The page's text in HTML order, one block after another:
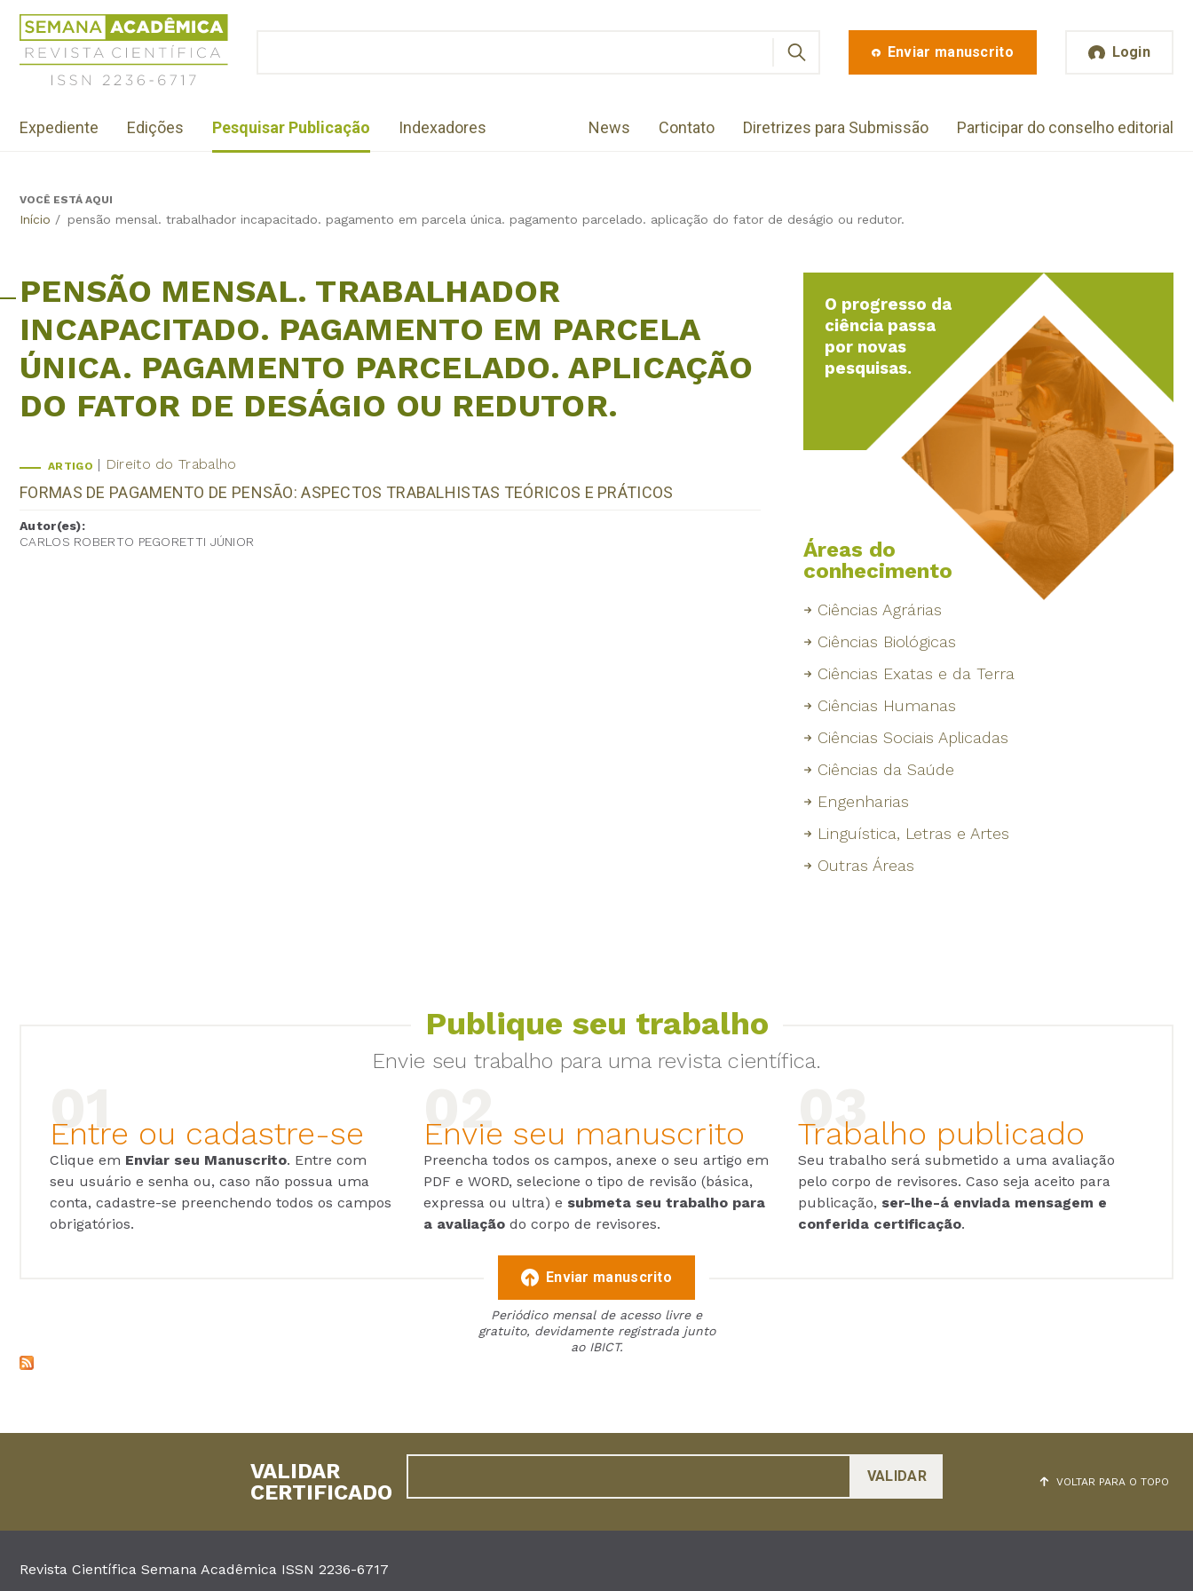
Jump
navigation
Revista
Científica
Semana
Acadêmica
2236-
Enviar manuscrito Login
Menu
institutional
Expediente Edições Pesquisar Publicação Indexadores News Contato Diretrizes para Submissão Participar do conselho editorial
BackVOCÊ ESTÁ AQUI
Início / pensão mensal. trabalhador incapacitado. pagamento em parcela única. pagamento parcelado. aplicação do fator de deságio ou redutor.
PENSÃO MENSAL. TRABALHADOR
INCAPACITADO. PAGAMENTO EM PARCELA
ÚNICA. PAGAMENTO PARCELADO. APLICAÇÃO
DO FATOR DE DESÁGIO OU REDUTOR.
ARTIGO Direito do Trabalho
FORMAS DE PAGAMENTO DE PENSÃO: ASPECTOS TRABALHISTAS TEÓRICOS E PRÁTICOS
Autor(es):
CARLOS ROBERTO PEGORETTI JÚNIOR
O progresso da
ciência passa
por novas
pesquisas.
Áreas do
conhecimento
Ciências Agrárias
Ciências Biológicas
Ciências Exatas e da Terra
Ciências Humanas
Ciências Sociais Aplicadas
Ciências da Saúde
Engenharias
Linguística, Letras e Artes
Outras Áreas
Publique seu trabalho
Envie seu trabalho para uma revista científica.
Entre ou cadastre-se
Clique em Enviar seu Manuscrito. Entre com
seu usuário e senha ou, caso não possua uma
conta, cadastre-se preenchendo todos os campos
obrigatórios.
Envie seu manuscrito
Preencha todos os campos, anexe o seu artigo em
PDF e WORD, selecione o tipo de revisão (básica,
expressa ou ultra) e submeta seu trabalho para
a avaliação do corpo de revisores.
Trabalho publicado
Seu trabalho será submetido a uma avaliação
pelo corpo de revisores. Caso seja aceito para
publicação, ser-lhe-á enviada mensagem e
conferida certificação.
Enviar manuscrito
Periódico mensal de acesso livre e
gratuito, devidamente registrada junto
ao IBICT.
VOLTAR PARA O TOPO
VALIDAR
CERTIFICADO
Revista Científica Semana Acadêmica ISSN 2236-6717